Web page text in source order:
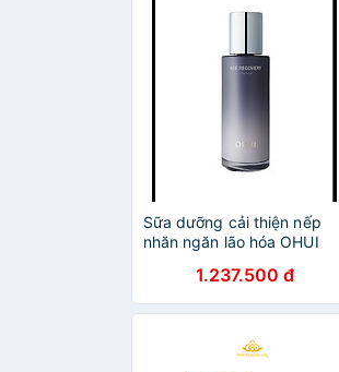
Sữa dưỡng cải thiện nếp
nhăn ngăn lão hóa OHUI
1.237.500 đ